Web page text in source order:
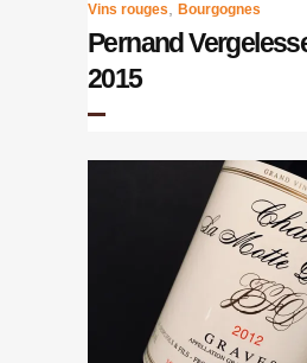
Vins rouges Bourgognes
Pernand
2015